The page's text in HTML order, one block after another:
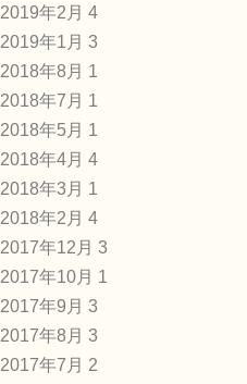
2019年2月 4
2019年1月 3
2018年8月 1
2018年7月 1
2018年5月 1
2018年4月 4
2018年3月 1
2018年2月 4
2017年12月 3
2017年10月 1
2017年9月 3
2017年8月 3
2017年7月 2